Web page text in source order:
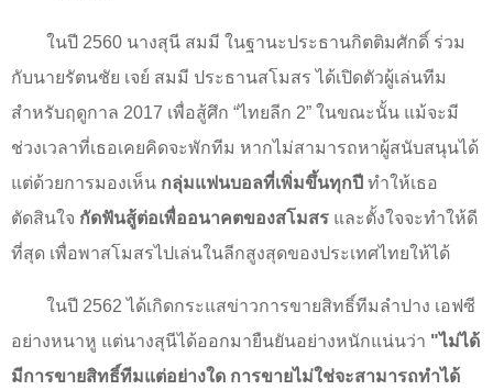
ในปี 2560 นางสุนี สมมี ในฐานะประธานกิตติมศักดิ์ ร่วม
กับนายรัตนชัย เจย์ สมมี ประธานสโมสร ได้เปิดตัวผู้เล่นทีม
สำหรับฤดูกาล 2017 เพื่อสู้ศึก “ไทยลีก 2” ในขณะนั้น แม้จะมี
ช่วงเวลาที่เธอเคยคิดจะพักทีม หากไม่สามารถหาผู้สนับสนุนได้
แต่ด้วยการมองเห็น กลุ่มแฟนบอลที่เพิ่มขึ้นทุกปี ทำให้เธอ
ตัดสินใจ กัดฟันสู้ต่อเพื่ออนาคตของสโมสร และตั้งใจจะทำให้ดี
ที่สุด เพื่อพาสโมสรไปเล่นในลีกสูงสุดของประเทศไทยให้ได้
ในปี 2562ได้เกิดกระแสข่าวการขายสิทธิ์ทีมลำปาง เอฟซี
อย่างหนาหู แต่นางสุนีได้ออกมายืนยันอย่างหนักแน่นว่า "ไม่ได้
มีการขายสิทธิ์ทีมแต่อย่างใด การขายไม่ใช่จะสามารถทำได้